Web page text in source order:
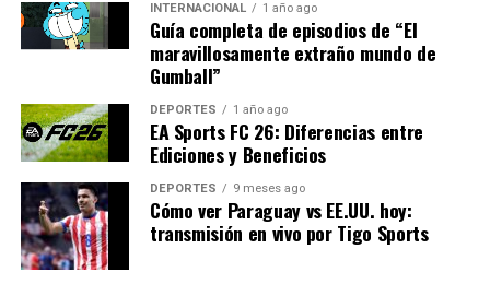
impacto positivo de estas innovaciones.
NOTICIAS RELACIONADAS:
SIGUIENTE
Descubrimiento Científico Revoluciona el Tratamiento
del Cáncer
ANTERIOR
Estaciones de Trolebús en Chalco: Plazo hasta abril para
concluir
INTERNACIONAL 1 año ago
Guía completa de episodios de “El
maravillosamente extraño mundo de
Gumball”
DEPORTES 1 año ago
EA Sports FC 26: Diferencias entre
Ediciones y Beneficios
DEPORTES 9 meses ago
Cómo ver Paraguay vs EE.UU. hoy:
transmisión en vivo por Tigo Sports